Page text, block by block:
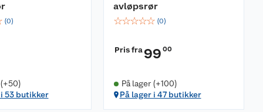
(0)
53 butikker
avløpsrør
☆☆☆☆☆ (0)
Pris fra99 00
På lager (+100)
På lager i 47 butikker